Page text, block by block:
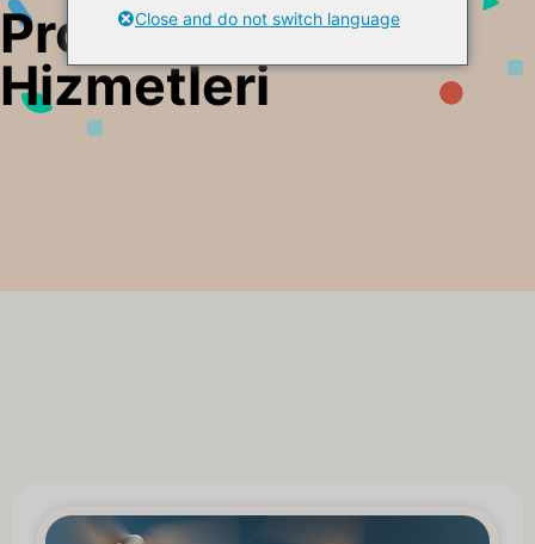
Prodüksiyon
Hizmetleri
Close and do not switch language